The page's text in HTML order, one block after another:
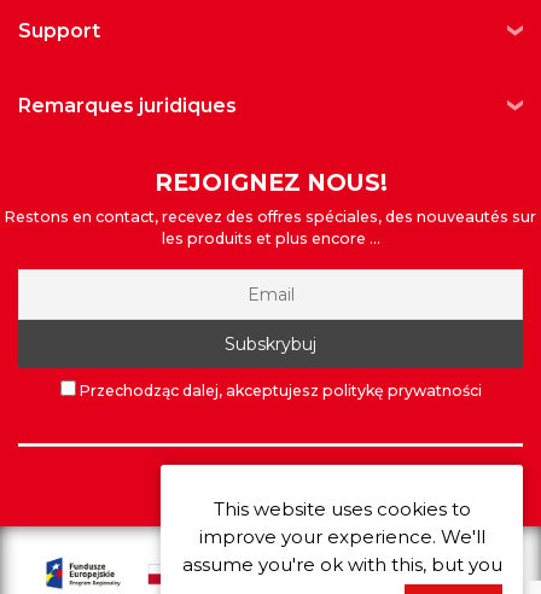
support
remarques juridiques
REJOIGNEZ NOUS!
Restons en contact, recevez des offres spéciales, des nouveautés sur
les produits et plus encore ...
Przechodząc dalej, akceptujesz politykę prywatności
This website uses cookies to
improve your experience. We'll
assume you're ok with this, but you